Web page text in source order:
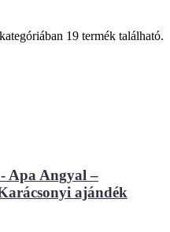
19 termék található.
Apa Angyal –
ajándék